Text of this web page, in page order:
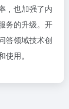
，也加强了内
务的升级。开
答领域技术创
用。